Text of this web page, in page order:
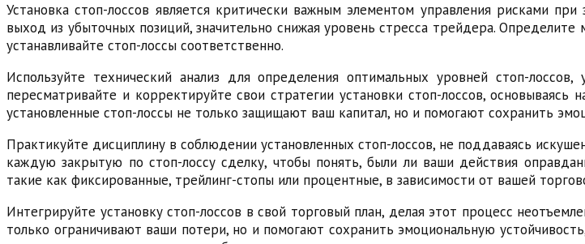
Установка стоп-лоссов является критически важным элементом управления рисками
выход из убыточных позиций, значительно снижая уровень стресса трейдера.
устанавливайте стоп-лоссы соответственно.
Используйте технический анализ для определения оптимальных уровней стоп-
пересматривайте и корректируйте свои стратегии установки стоп-лоссов,
установленные стоп-лоссы не только защищают ваш капитал, но и помогают сохранить
Практикуйте дисциплину в соблюдении установленных стоп-лоссов, не поддаваясь
каждую закрытую по стоп-лоссу сделку, чтобы понять, были ли ваши действия
такие как фиксированные, трейлинг-стопы или процентные, в зависимости от вашей
Интегрируйте установку стоп-лоссов в свой торговый план, делая этот процесс
только ограничивают ваши потери, но и помогают сохранить эмоциональную